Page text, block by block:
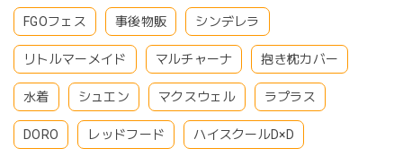
FGOフェス 事後物販 シンデレラ
リトルマーメイド マルチャーナ 抱き枕カバー
水着 シュエン マクスウェル ラプラス
DORO レッドフード ハイスクールD×D